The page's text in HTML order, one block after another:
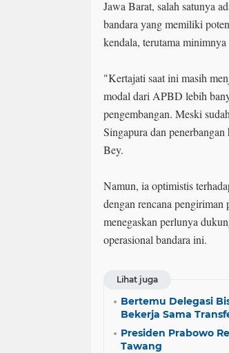
Jawa Barat, salah satunya
bandara yang memiliki
kendala, terutama
"Kertajati saat ini masih
modal dari APBD lebih
pengembangan. Meski
Singapura dan
Bey.
Namun, ia optimistis
dengan rencana pengiriman
menegaskan perlunya
operasional bandara ini.
Lihat juga
Bertemu Delegasi
Bekerja Sama
Presiden Prabowo
Tawang